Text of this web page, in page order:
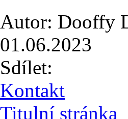
Autor: Dooffy
01.06.2023
Sdílet:
Kontakt
Titulní stránka